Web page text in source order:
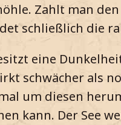
Zahlt man
schließlich die
eine
schwächer als
um diesen
kann. Der See